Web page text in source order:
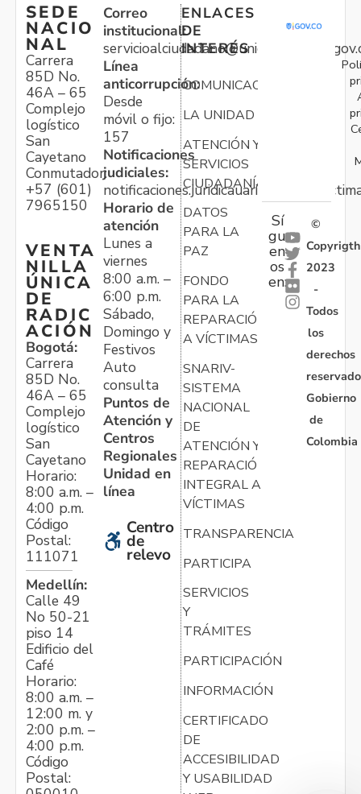
SEDE
NACIO
NAL
Carrera
85D No.
46A – 65
Complejo
logístico
San
Cayetano
Conmutador:
+57 (601)
7965150
VENTA
NILLA
ÚNICA
DE
RADIC
ACIÓN
Bogotá:
Carrera
85D No.
46A – 65
Complejo
logístico
San
Cayetano
Horario:
8:00 a.m. –
4:00 p.m.
Código
Postal:
111071
Medellín:
Calle 49
No 50-21
piso 14
Edificio del
Café
Horario:
8:00 a.m. –
12:00 m. y
2:00 p.m. –
4:00 p.m.
Código
Postal:
Correo
institucional:
Línea
anticorrupción:
Desde
móvil o fijo:
157
Notificaciones
judiciales:
Horario de
atención
Lunes a
viernes
8:00 a.m. –
6:00 p.m.
Sábado,
Domingo y
Festivos
Auto
consulta
Puntos de
Atención y
Centros
Regionales
Unidad en
línea
Centro
de
relevo
ENLACES
DE
INTERÉS
COMUNICACIONES
LA UNIDAD
ATENCIÓN Y
SERVICIOS
CIUDADANÍA
DATOS
PARA LA
PAZ
FONDO
PARA LA
REPARACIÓN
A VÍCTIMAS
SNARIV-
SISTEMA
NACIONAL
DE
ATENCIÓN Y
REPARACIÓN
INTEGRAL A
VÍCTIMAS
TRANSPARENCIA
PARTICIPA
SERVICIOS
Y
TRÁMITES
PARTICIPACIÓN
INFORMACIÓN
CERTIFICADO
DE
ACCESIBILIDAD
Y USABILIDAD
Sí
gu
en
os
en:
©
Copyrigth
2023
-
Todos
los
derechos
Gobierno
de
Colombia